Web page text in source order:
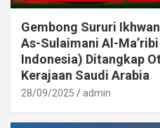
Gembong Sururi
As-Sulaimani Al-
Indonesia) Ditangkap
Kerajaan Saudi Arabia
28/09/2025 admin